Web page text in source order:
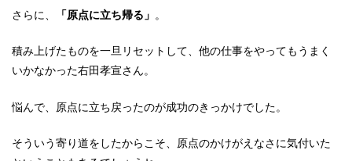
さらに、 「原点に立ち帰る」 。
積み上げたものを一旦リセットして、他の仕事をやってもうまく
いかなかった右田孝宣さん。
悩んで、原点に立ち戻ったのが成功のきっかけでした。
そういう寄り道をしたからこそ、原点のかけがえなさに気付いた